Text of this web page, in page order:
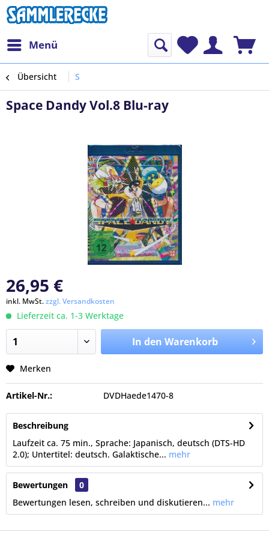
Menü
Übersicht S
Space Dandy Vol.8 Blu-ray
26,95 €
inkl. MwSt.zzgl. Versandkosten
Lieferzeit ca. 1-3 Werktage
In den Warenkorb
Merken
Artikel-Nr.: DVDHaede1470-8
Beschreibung
Laufzeit ca. 75 min., Sprache: Japanisch, deutsch (DTS-HD
2.0); Untertitel: deutsch. Galaktische... mehr
Bewertungen
0
Bewertungen lesen, schreiben und diskutieren... mehr